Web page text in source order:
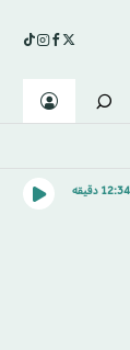
12:34 دقيقه